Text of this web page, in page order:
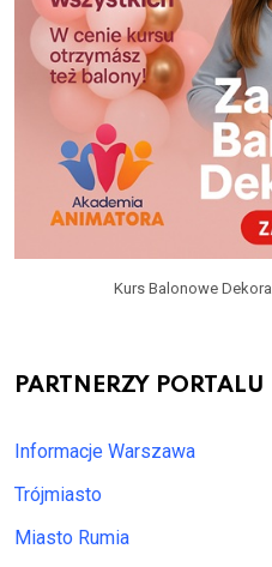
Kurs Balonowe
PARTNERZY PORTALU
Informacje Warszawa
Trójmiasto
Miasto Rumia